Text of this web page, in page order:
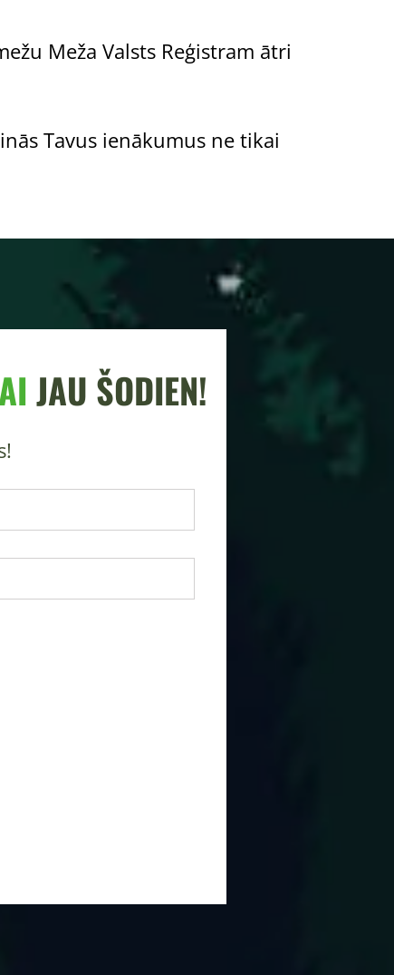
Meža Valsts Reģistram ātri
Tavus ienākumus ne tikai
JAU ŠODIEN!